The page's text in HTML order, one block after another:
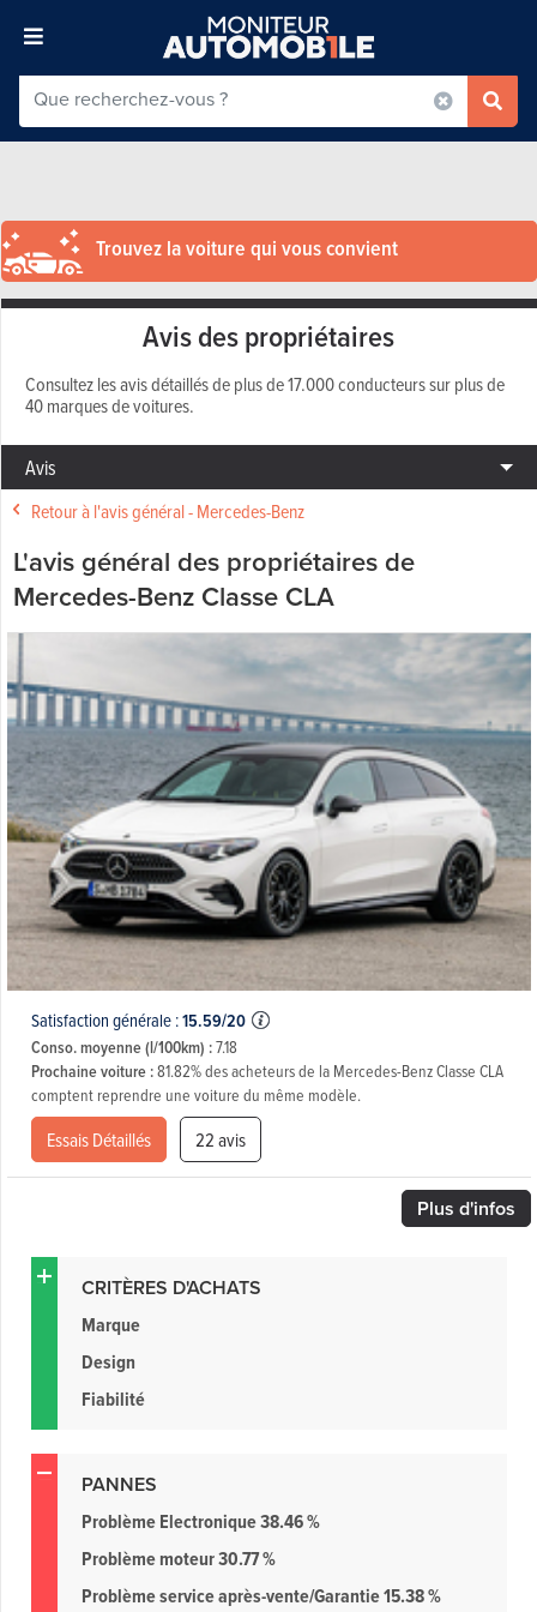
Trouvez la voiture qui vous convient
Avis des propriétaires
Consultez les avis détaillés de plus de 17.000 conducteurs sur plus de
40 marques de voitures.
Avis
Retour à l'avis général - Mercedes-Benz
L'avis général des propriétaires de
Mercedes-Benz Classe CLA
Satisfaction générale :15.59/20
Conso. moyenne (l/100km) :7.18
Prochaine voiture :81.82% des acheteurs de la Mercedes-Benz Classe CLA
comptent reprendre une voiture du même modèle.
Essais Détaillés 22 avis
Plus d'infos
CRITÈRES D'ACHATS
Marque
Design
Fiabilité
PANNES
Problème Electronique 38.46 %
Problème moteur 30.77 %
Problème service après-vente/Garantie 15.38 %